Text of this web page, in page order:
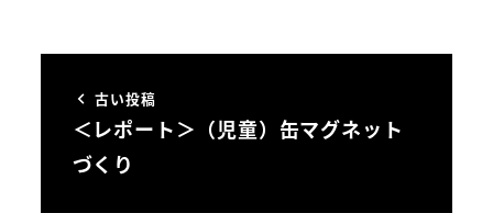
古い投稿
＜レポート＞（児童）缶マグネット
づくり